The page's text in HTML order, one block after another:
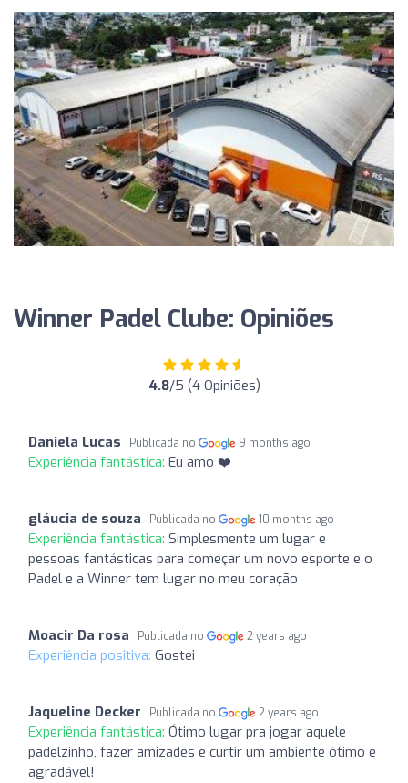
Winner Padel Clube: Opiniões
4.8/5 (4 Opiniões)
Daniela Lucas Publicada no 9 months ago
Experiência fantástica: Eu amo ❤️
gláucia de souza Publicada no 10 months ago
Experiência fantástica: Simplesmente um lugar e
pessoas fantásticas para começar um novo esporte e o
Padel e a Winner tem lugar no meu coração
Moacir Da rosa Publicada no 2 years ago
Experiência positiva: Gostei
Jaqueline Decker Publicada no 2 years ago
Experiência fantástica: Ótimo lugar pra jogar aquele
padelzinho, fazer amizades e curtir um ambiente ótimo e
agradável!